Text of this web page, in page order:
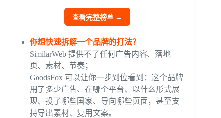
查看完整榜单 →
你想快速拆解一个品牌的打法？
SimilarWeb 提供不了任何广告内容、落地
页、素材、节奏；
GoodsFox 可以让你一步到位看到：这个品牌
用了多少广告、在哪个平台、以什么形式展
现、投了哪些国家、导向哪些页面，甚至支
持导出素材、复用文案。